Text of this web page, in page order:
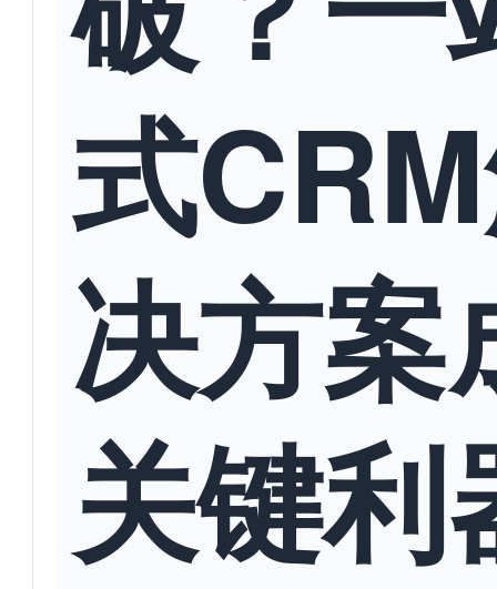
式
决方案
关键利